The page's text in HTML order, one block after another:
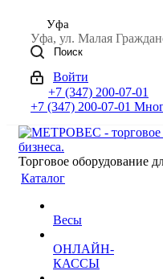
Уфа
Уфа, ул. Малая
Поиск
Войти
+7 (347) 200-07-01
+7 (347) 200-07-01
Торговое оборудование
Каталог
Весы
ОНЛАЙН-
КАССЫ